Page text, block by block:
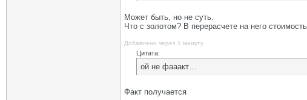
Может быть, но не суть.
Что с золотом? В перерасчете на него
Добавлено через 1 минуту
Цитата:
ой не фааакт…
Факт получается